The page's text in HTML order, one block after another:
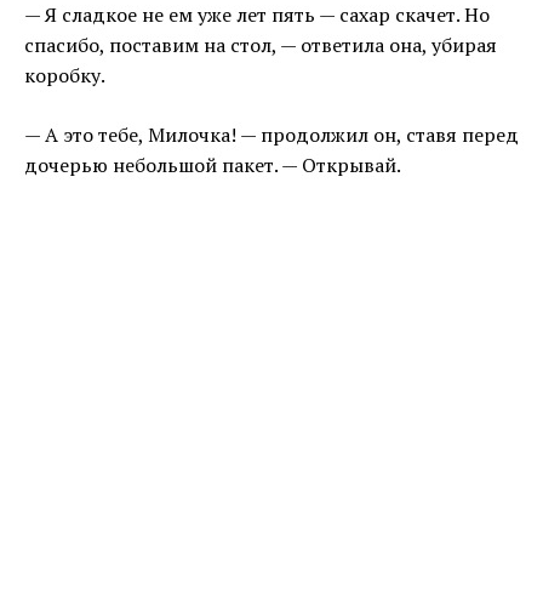
— Я сладкое не ем уже лет пять — сахар скачет. Но
спасибо, поставим на стол, — ответила она, убирая
коробку.
— А это тебе, Милочка! — продолжил он, ставя перед
дочерью небольшой пакет. — Открывай.